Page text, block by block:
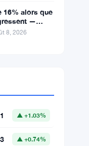
16% alors que
—
8 août
8, 2026
▲ +1.03%
▲ +0.74%